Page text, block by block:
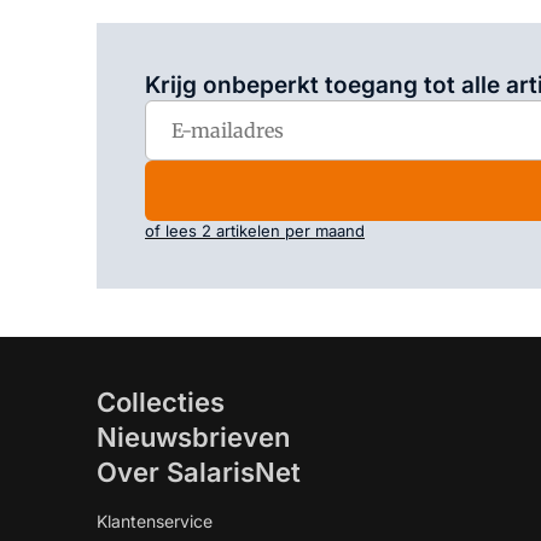
Krijg onbeperkt toegang tot alle
of lees 2 artikelen per maand
Collecties
Nieuwsbrieven
Over SalarisNet
Klantenservice